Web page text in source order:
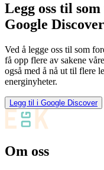
Legg oss til
Google
Ved å legge oss til som
få opp flere av sakene
også med å nå ut til flere
energinyheter.
Legg til i Google Discover
Om oss